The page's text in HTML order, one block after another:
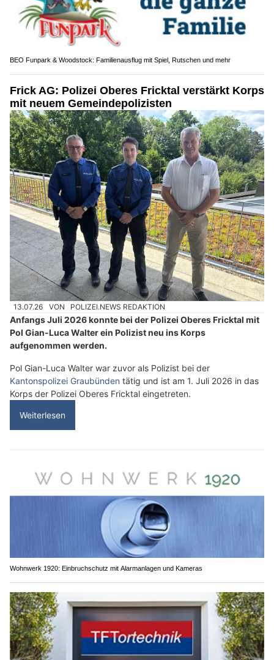
BEO Funpark & Woodstock: Familienausflug mit Spiel, Rutschen und mehr
Frick AG: Polizei Oberes Fricktal verstärkt Korps
mit neuem Gemeindepolizisten
13.07.26 VON POLIZEI.NEWS REDAKTION
Anfangs Juli 2026 konnte bei der Polizei Oberes Fricktal mit
Pol Gian-Luca Walter ein Polizist neu ins Korps
aufgenommen werden.
Pol Gian-Luca Walter war zuvor als Polizist bei der
Kantonspolizei Graubünden tätig und ist am 1. Juli 2026 in das
Korps der Polizei Oberes Fricktal eingetreten.
Weiterlesen
Wohnwerk 1920: Einbruchschutz mit Alarmanlagen und Kameras